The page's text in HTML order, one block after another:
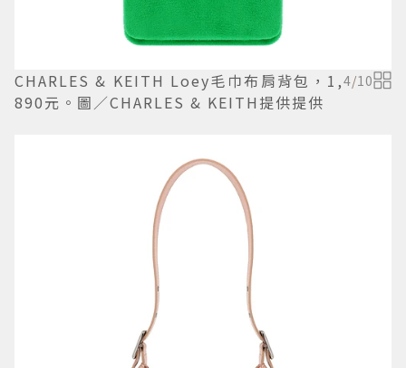
CHARLES & KEITH Loey毛巾布肩背包，1,
890元。圖／CHARLES & KEITH提供提供
4/10